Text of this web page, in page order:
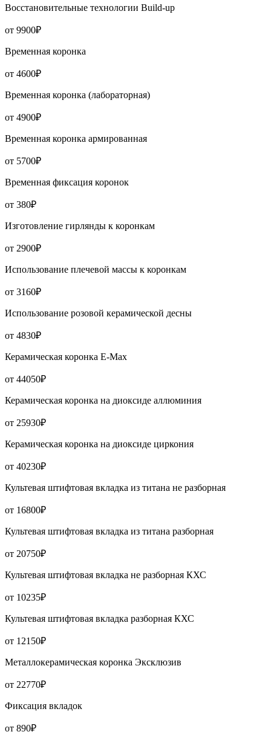
Восстановительные технологии Build-up
от 9900₽
Временная коронка
от 4600₽
Временная коронка (лабораторная)
от 4900₽
Временная коронка армированная
от 5700₽
Временная фиксация коронок
от 380₽
Изготовление гирлянды к коронкам
от 2900₽
Использование плечевой массы к коронкам
от 3160₽
Использование розовой керамической десны
от 4830₽
Керамическая коронка Е-Мах
от 44050₽
Керамическая коронка на диоксиде аллюминия
от 25930₽
Керамическая коронка на диоксиде циркония
от 40230₽
Культевая штифтовая вкладка из титана не разборная
от 16800₽
Культевая штифтовая вкладка из титана разборная
от 20750₽
Культевая штифтовая вкладка не разборная КХС
от 10235₽
Культевая штифтовая вкладка разборная КХС
от 12150₽
Металлокерамическая коронка Эксклюзив
от 22770₽
Фиксация вкладок
от 890₽